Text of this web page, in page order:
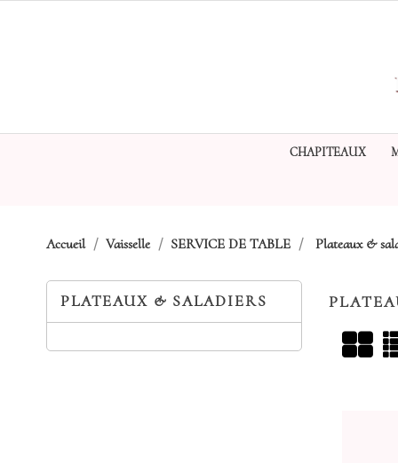
CHAPITEAUX
Accueil Vaisselle SERVICE DE TABLE Plateaux &
PLATEAUX & SALADIERS